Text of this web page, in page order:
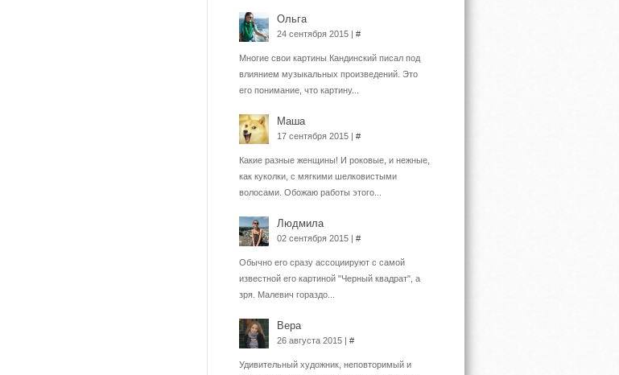
Ольга
24 сентября 2015 | #
Многие свои картины Кандинский писал под
влиянием музыкальных произведений. Это
его понимание, что картину...
Маша
17 сентября 2015 | #
Какие разные женщины! И роковые, и нежные,
как куколки, с мягкими шелковистыми
волосами. Обожаю работы этого...
Людмила
02 сентября 2015 | #
Обычно его сразу ассоциируют с самой
известной его картиной "Черный квадрат", а
зря. Малевич гораздо...
Вера
26 августа 2015 | #
Удивительный художник, неповторимый и